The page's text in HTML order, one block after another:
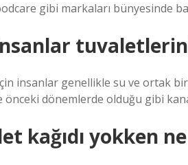
gibi markaları bünyesinde
insanlar genellikle su ve ortak bir
önceki dönemlerde olduğu gibi
kağıdı yokken ne